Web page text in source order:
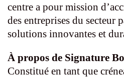
centre a pour mission
des entreprises du secteur
solutions innovantes et
À propos de Signature
Constitué en tant que